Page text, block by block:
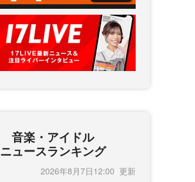
音楽・アイドル
ニュースランキング
2026年8月7日12:00